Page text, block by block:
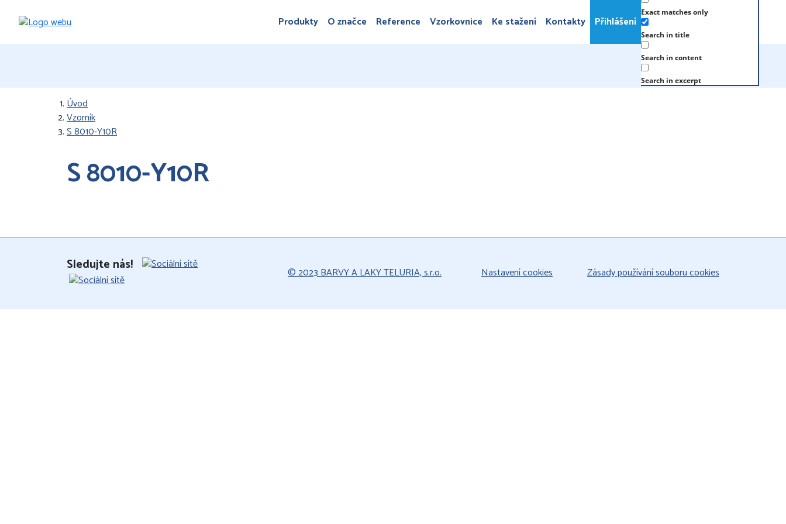
Produkty O značce Reference Vzorkovnice Ke stažení Kontakty Přihlášení
Exact matches only
Search in title
Search in content
Search in excerpt
Úvod
Vzorník
S 8010-Y10R
S 8010-Y10R
Sledujte nás! © 2023 BARVY A LAKY TELURIA, s.r.o. Nastavení cookies Zásady používání souboru cookies